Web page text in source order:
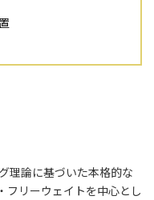
理論に基づいた本格的な
リーウェイトを中心とし